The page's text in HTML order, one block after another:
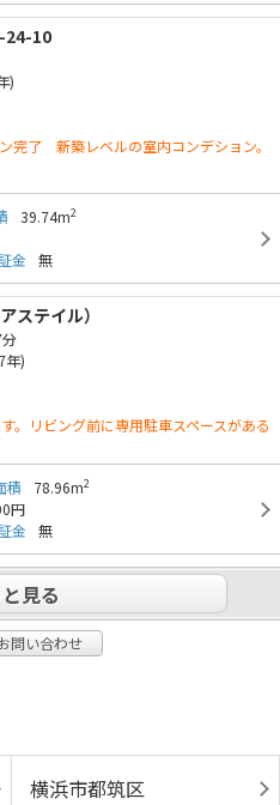
24-10
)
了 新築レベルの室内コンデション。
39.74m2
金 無
ステイル）
年)
。リビング前に専用駐車スペースがある
積 78.96m2
円
金 無
見る
問い合わせ
横浜市都筑区